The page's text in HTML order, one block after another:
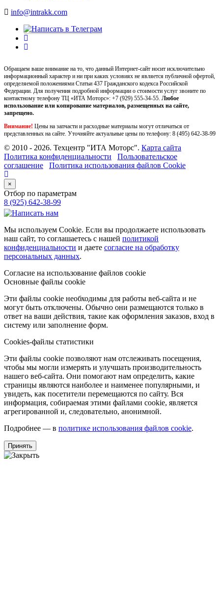
info@intrakk.com
Обращаем ваше внимание на то, что данный Интернет-сайт носит исключительно
информационный характер и ни при каких условиях не является публичной офертой,
определяемой положениями Статьи 437 Гражданского кодекса Российской
Федерации. Для получения подробной информации о стоимости услуг звоните по
контактному телефону ТЦ «ИТА Моторс»: +7 (929) 555-34-55. Любое
использование или копирование материалов, размещенных на сайте,
запрещено.
Внимание! Цены на запчасти и расходные материалы могут отличаться от
представленных на сайте. Уточняйте актуальные цены по телефону: 8 (495) 642-38-99
© 2010 - 2026. Техцентр "ИТА Моторс". Карта сайта
Политика конфиденциальности
Пользовательское
соглашение
Политика использования файлов Cookie
×
Отбор по параметрам
8 (925) 642-38-99
Мы используем Cookie. Если вы продолжаете использовать
наш сайт, то соглашаетесь с нашей политикой
конфиденциальности и даете согласие на обработку
персональных данных.
Согласие на использование файлов cookie
Основные файлы cookie
Эти файлы cookie необходимы для работы веб-сайта и не
могут быть отключены. Обычно они размещаются только в
ответ на ваши действия, такие как оформления заказов, вход в
систему или заполнение форм.
Cookies-файлы статистики
Эти файлы cookie позволяют нам отслеживать посещения,
чтобы мы могли измерять и улучшать производительность
нашего веб-сайта. Они помогают нам определить, какие
страницы являются наиболее и наименее популярными, и
увидеть, как посетители перемещаются по сайту. Вся
информация, собираемая этими файлами cookie, является
агрегированной и, следовательно, анонимной.
Подробнее — в политике использования файлов cookie.
Принять